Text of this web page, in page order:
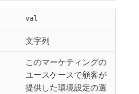
val
文字列
このマーケティングの
ユースケースで顧客が
提供した環境設定の選